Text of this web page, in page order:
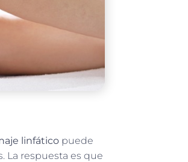
linfático puede
La respuesta es que